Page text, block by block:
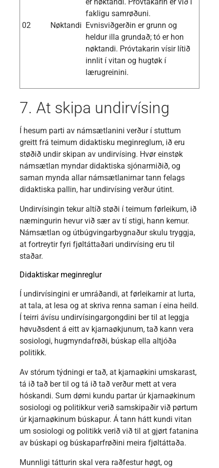
02 Nøktandi
fakligu samrøðuni.
Evnisviðgerðin er grunn og
heldur illa grundað; tó er hon
nøktandi. Próvtakarin vísir lítið
innlit í vitan og hugtøk í
lærugreinini.
7. At skipa undirvísing
Í hesum parti av námsætlanini verður í stuttum
greitt frá teimum didaktisku meginreglum, ið eru
støðið undir skipan av undirvísing. Hvør einstøk
námsætlan myndar didaktiska sjónarmiðið, og
saman mynda allar námsætlanirnar tann felags
didaktiska pallin, har undirvísing verður útint.
Undirvísingin tekur altíð støði í teimum førleikum, ið
næmingurin hevur við sær av tí stigi, hann kemur.
Námsætlan og útbúgvingarbygnaður skulu tryggja,
at fortreytir fyri fjøltáttaðari undirvísing eru til
staðar.
Didaktiskar meginreglur
Í undirvísingini er umráðandi, at førleikarnir at lurta,
at tala, at lesa og at skriva renna saman í eina heild.
Í teirri ávísu undirvísingargongdini ber til at leggja
høvuðsdent á eitt av kjarnaøkjunum, tað kann vera
sosiologi, hugmyndafrøði, búskap ella altjóða
politikk.
Av stórum týdningi er tað, at kjarnaøkini umskarast,
tá ið tað ber til og tá ið tað verður mett at vera
hóskandi. Sum dømi kundu partar úr kjarnaøkinum
sosiologi og politikkur verið samskipaðir við pørtum
úr kjarnaøkinum búskapur. Á tann hátt kundi vitan
um sosiologi og politikk verið við til at gjørt fatanina
av búskapi og búskaparfrøðini meira fjøltáttaða.
Munnligi tátturin skal vera raðfestur høgt, og